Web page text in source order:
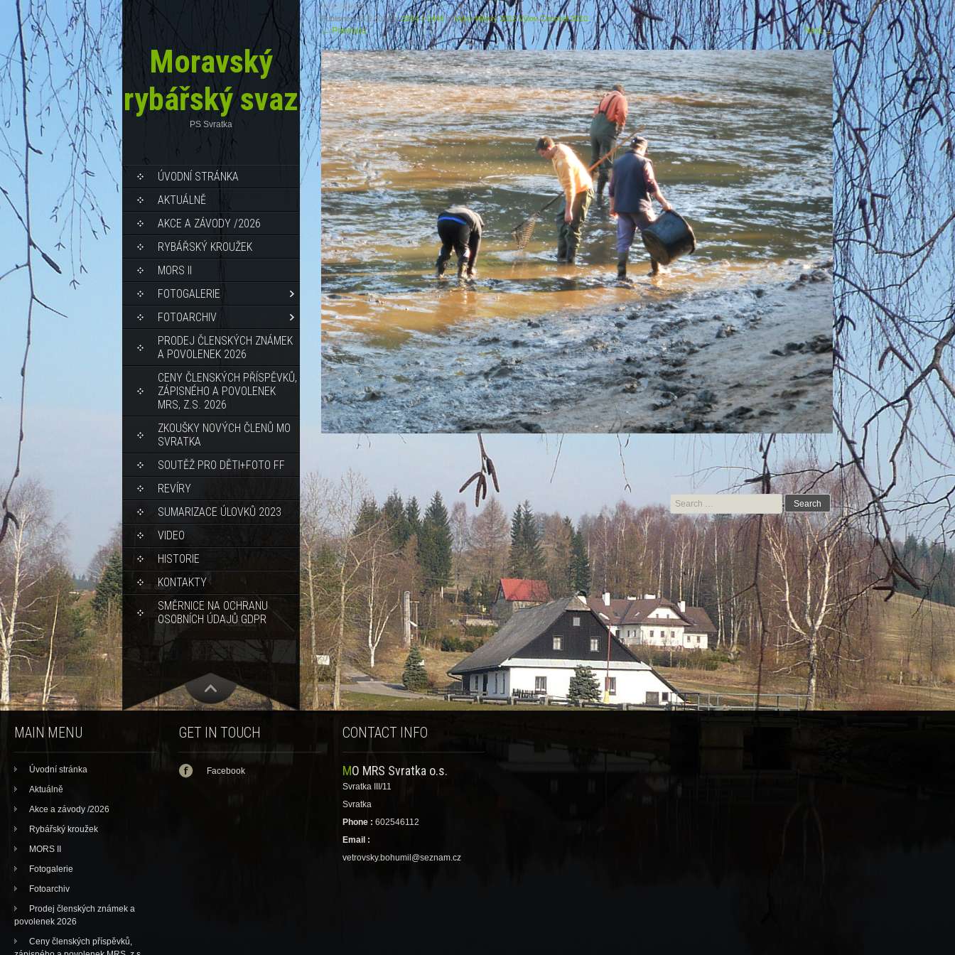
Moravský
rybářský svaz
PS Svratka
ÚVODNÍ STRÁNKA
AKTUÁLNĚ
AKCE A ZÁVODY /2026
RYBÁŘSKÝ KROUŽEK
MORS II
FOTOGALERIE
FOTOARCHIV
PRODEJ ČLENSKÝCH ZNÁMEK
A POVOLENEK 2026
CENY ČLENSKÝCH PŘÍSPĚVKŮ,
ZÁPISNÉHO A POVOLENEK
MRS, Z.S. 2026
ZKOUŠKY NOVÝCH ČLENŮ MO
SVRATKA
SOUTĚŽ PRO DĚTI+FOTO FF
REVÍRY
SUMARIZACE ÚLOVKŮ 2023
VIDEO
HISTORIE
KONTAKTY
SMĚRNICE NA OCHRANU
OSOBNÍCH ÚDAJŮ GDPR
DSCN0222
Published13.9.2014at3264 × 2448inVýlov Milovy 2012 Výlov Chochol 2010
←Previous Next→
Search for:
MAIN MENU
Úvodní stránka
Aktuálně
Akce a závody /2026
Rybářský kroužek
MORS II
Fotogalerie
Fotoarchiv
Prodej členských známek a
povolenek 2026
Ceny členských příspěvků,
GET IN TOUCH
Facebook
CONTACT INFO
MO MRS Svratka o.s.
Svratka III/11
Svratka
Phone : 602546112
Email :
vetrovsky.bohumil@seznam.cz